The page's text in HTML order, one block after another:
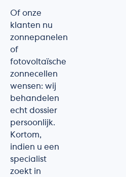
Of onze
klanten nu
zonnepanelen
of
fotovoltaïsche
zonnecellen
wensen: wij
behandelen
echt dossier
persoonlijk.
Kortom,
indien u een
specialist
zoekt in